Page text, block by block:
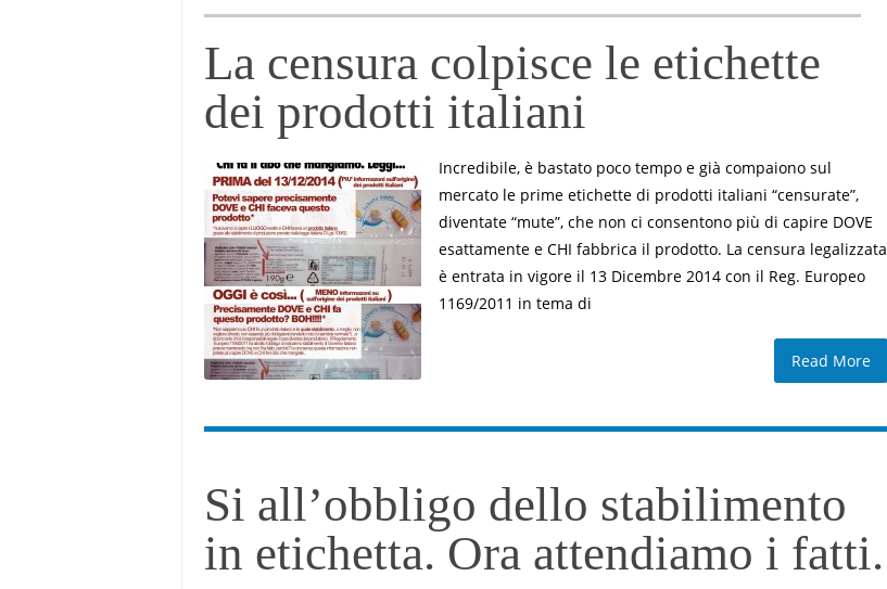
La censura colpisce le etichette
dei prodotti italiani
Incredibile, è bastato poco tempo e già compaiono sul
mercato le prime etichette di prodotti italiani “censurate”,
diventate “mute”, che non ci consentono più di capire DOVE
esattamente e CHI fabbrica il prodotto. La censura legalizzata
è entrata in vigore il 13 Dicembre 2014 con il Reg. Europeo
1169/2011 in tema di
Read More
Si all’obbligo dello stabilimento
in etichetta. Ora attendiamo i fatti.